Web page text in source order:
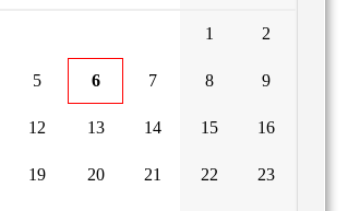
1 2
5 6 7 8 9
12 13 14 15 16
19 20 21 22 23